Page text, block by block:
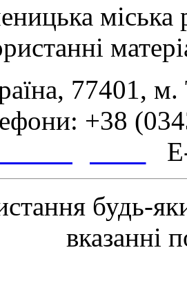
міська
77401,
+38
будь-
вказанні